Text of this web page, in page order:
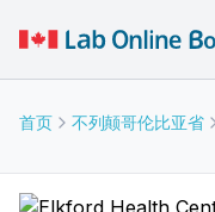
首页 不列颠哥伦比亚省